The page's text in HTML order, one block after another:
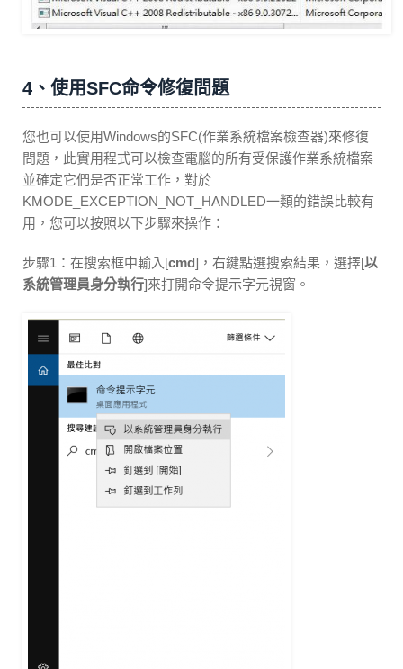
4、使用SFC命令修復問題
您也可以使用Windows的SFC(作業系統檔案檢查器)來修復
問題，此實用程式可以檢查電腦的所有受保護作業系統檔案
並確定它們是否正常工作，對於
KMODE_EXCEPTION_NOT_HANDLED一類的錯誤比較有
用，您可以按照以下步驟來操作：
步驟1：在搜索框中輸入[cmd]，右鍵點選搜索結果，選擇[以
系統管理員身分執行]來打開命令提示字元視窗。